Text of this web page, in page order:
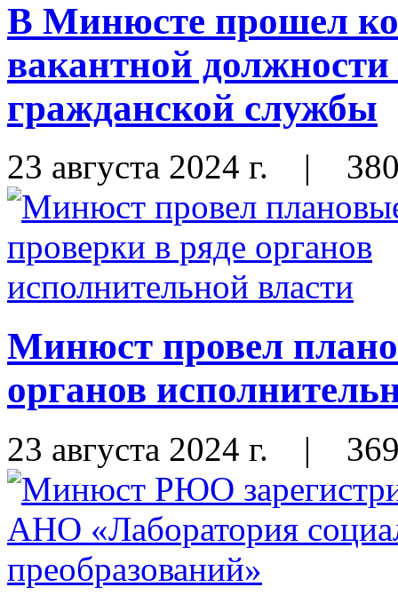
В Минюсте прошел
вакантной должности
гражданской службы
23 августа 2024 г. |
Минюст провел
органов
23 августа 2024 г. |